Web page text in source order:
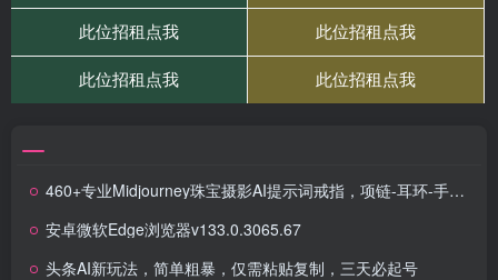
460+专业Midjourney珠宝摄影AI提示词戒指，项链-耳环-手链-宝石等，立即开始创作珠宝艺术
安卓微软Edge浏览器v133.0.3065.67
头条AI新玩法，简单粗暴，仅需粘贴复制，三天必起号